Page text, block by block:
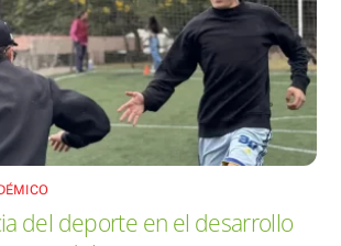
del deporte en el desarrollo